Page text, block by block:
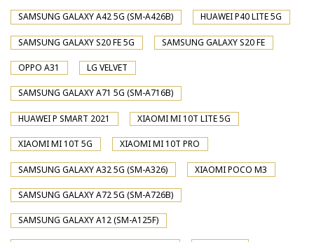
SAMSUNG GALAXY A42 5G (SM-A426B) HUAWEI P40 LITE 5G
SAMSUNG GALAXY S20 FE 5G SAMSUNG GALAXY S20 FE
OPPO A31 LG VELVET
SAMSUNG GALAXY A71 5G (SM-A716B)
HUAWEI P SMART 2021 XIAOMI MI 10T LITE 5G
XIAOMI MI 10T 5G XIAOMI MI 10T PRO
SAMSUNG GALAXY A32 5G (SM-A326) XIAOMI POCO M3
SAMSUNG GALAXY A72 5G (SM-A726B)
SAMSUNG GALAXY A12 (SM-A125F)